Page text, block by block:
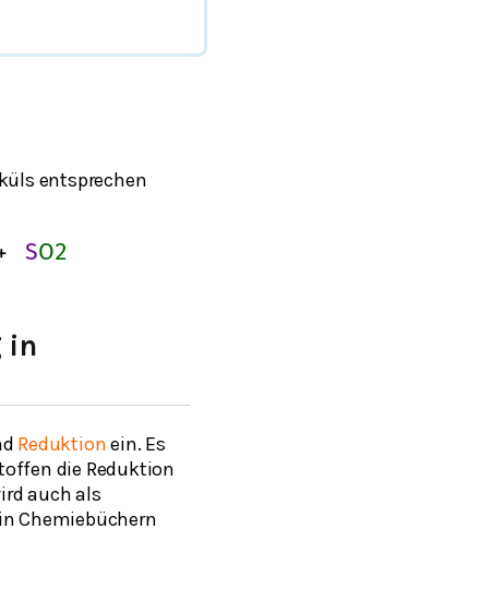
entsprechen
SO2
in
Reduktionein. Es
die Reduktion
auch als
Chemiebüchern